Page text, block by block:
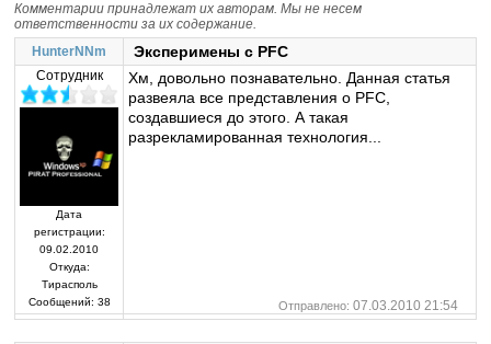
Комментарии принадлежат их авторам. Мы не несем
ответственности за их содержание.
HunterNNm
Эксперимены с PFC
Сотрудник
Дата
регистрации:
09.02.2010
Откуда:
Тирасполь
Сообщений: 38
Хм, довольно познавательно. Данная статья
развеяла все представления о PFC,
создавшиеся до этого. А такая
разрекламированная технология...
Отправлено: 07.03.2010 21:54